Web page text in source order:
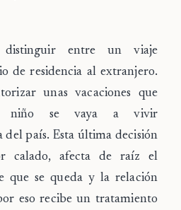
distinguir entre un viaje
de residencia al extranjero.
unas vacaciones que
niño se vaya a vivir
país. Esta última decisión
calado, afecta de raíz el
que se queda y la relación
eso recibe un tratamiento